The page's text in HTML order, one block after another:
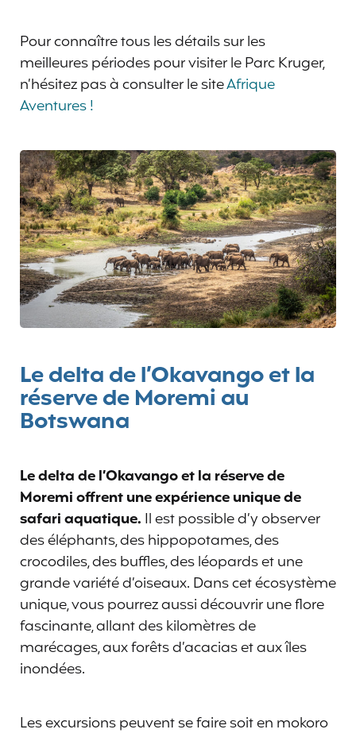
Pour connaître tous les détails sur les
meilleures périodes pour visiter le Parc Kruger,
n’hésitez pas à consulter le siteAfrique
Aventures !
Le delta de l’Okavango et la
réserve de Moremi au
Botswana
Le delta de l’Okavango et la réserve de
Moremi offrent une expérience unique de
safari aquatique. Il est possible d’y observer
des éléphants, des hippopotames, des
crocodiles, des buffles, des léopards et une
grande variété d’oiseaux. Dans cet écosystème
unique, vous pourrez aussi découvrir une flore
fascinante, allant des kilomètres de
marécages, aux forêts d’acacias et aux îles
inondées.
Les excursions peuvent se faire soit en mokoro